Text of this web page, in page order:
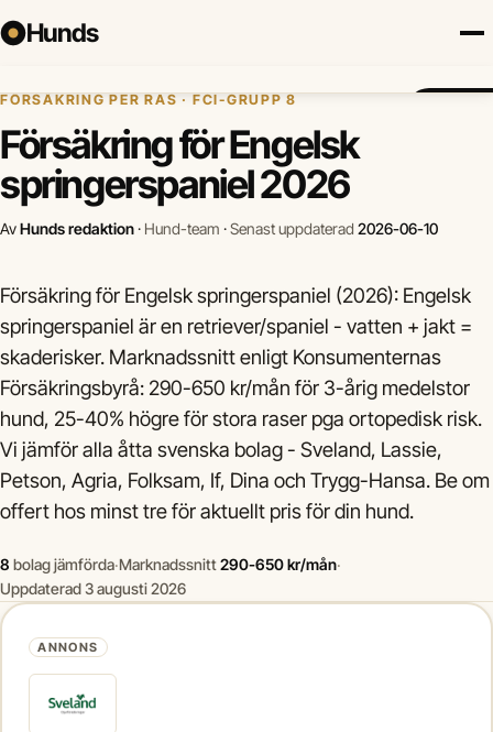
Hunds
Försäkring Hundraser Lokalt Valp
FÖRSÄKRING PER RAS · FCI-GRUPP 8
Försäkring för Engelsk
springerspaniel 2026
AvHunds redaktion· Hund-team ·Senast uppdaterad 2026-06-10
Försäkring för Engelsk springerspaniel (2026): Engelsk
springerspaniel är en retriever/spaniel - vatten + jakt =
skaderisker. Marknadssnitt enligt Konsumenternas
Försäkringsbyrå: 290-650 kr/mån för 3-årig medelstor
hund, 25-40% högre för stora raser pga ortopedisk risk.
Vi jämför alla åtta svenska bolag - Sveland, Lassie,
Petson, Agria, Folksam, If, Dina och Trygg-Hansa. Be om
offert hos minst tre för aktuellt pris för din hund.
8 bolag jämförda·Marknadssnitt290-650 kr/mån·
Uppdaterad 3 augusti 2026
ANNONS